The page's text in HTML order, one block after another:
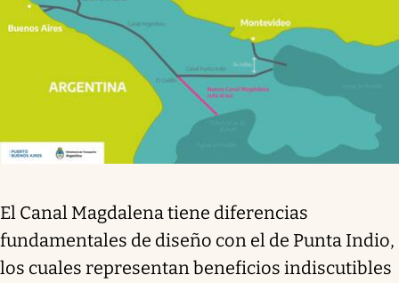
El Canal Magdalena tiene diferencias
fundamentales de diseño con el de Punta Indio,
los cuales representan beneficios indiscutibles